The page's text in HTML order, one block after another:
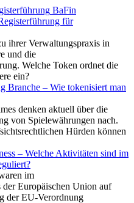
BaFin
für
ihrer Verwaltungspraxis in
und die
Welche Token ordnet die
ein?
Branche – Wie tokenisiert man
denken aktuell über die
von Spielewährungen nach.
Hürden können
– Welche Aktivitäten sind im
im
der Europäischen Union auf
der EU-Verordnung